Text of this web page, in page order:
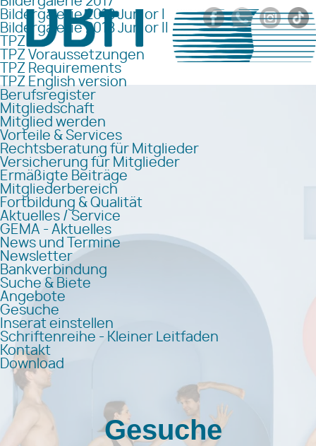
Bildergalerie 2018 Junior I
Bildergalerie 2018 Junior II
TPZ
TPZ Voraussetzungen
TPZ Requirements
TPZ English version
Berufsregister
Mitgliedschaft
Mitglied werden
Vorteile & Services
Rechtsberatung für Mitglieder
Versicherung für Mitglieder
Ermäßigte Beiträge
Mitgliederbereich
Fortbildung & Qualität
Aktuelles / Service
GEMA - Aktuelles
News und Termine
Newsletter
Bankverbindung
Suche & Biete
Angebote
Gesuche
Inserat einstellen
Schriftenreihe - Kleiner Leitfaden
Kontakt
Download
Gesuche